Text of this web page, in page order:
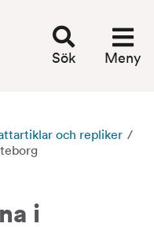
Sök Meny
och repliker /
i